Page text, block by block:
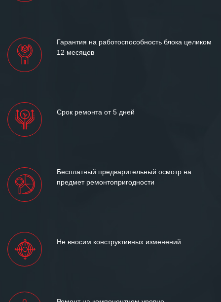
Гарантия на работоспособность блока целиком
12 месяцев
Срок ремонта от 5 дней
Бесплатный предварительный осмотр на
предмет ремонтопригодности
Не вносим конструктивных изменений